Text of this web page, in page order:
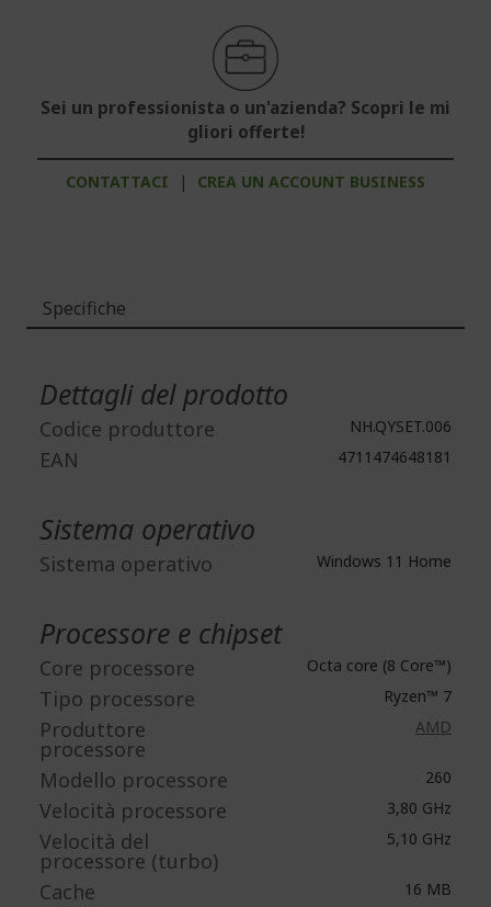
Sei un professionista o un'azienda? Scopri le mi
gliori offerte!
CONTATTACI | CREA UN ACCOUNT BUSINESS
Specifiche
Dettagli del prodotto
Codice produttore NH.QYSET.006
EAN 4711474648181
Sistema operativo
Sistema operativo Windows 11 Home
Processore e chipset
Core processore Octa core (8 Core™)
Tipo processore Ryzen™ 7
Produttore
processore
AMD
Modello processore 260
Velocità processore 3,80 GHz
Velocità del
processore (turbo)
5,10 GHz
Cache 16 MB